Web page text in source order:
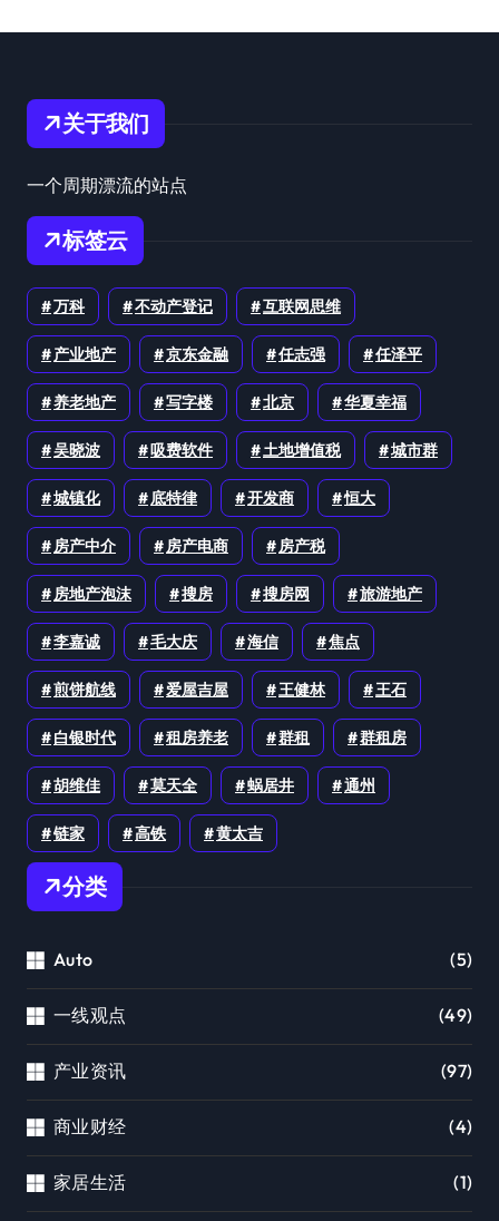
关于我们
一个周期漂流的站点
标签云
万科 不动产登记 互联网思维
产业地产 京东金融 任志强 任泽平
养老地产 写字楼 北京 华夏幸福
吴晓波 吸费软件 土地增值税 城市群
城镇化 底特律 开发商 恒大
房产中介 房产电商 房产税
房地产泡沫 搜房 搜房网 旅游地产
李嘉诚 毛大庆 海信 焦点
煎饼航线 爱屋吉屋 王健林 王石
白银时代 租房养老 群租 群租房
胡维佳 莫天全 蜗居井 通州
链家 高铁 黄太吉
分类
Auto (5)
一线观点 (49)
产业资讯 (97)
商业财经 (4)
家居生活 (1)